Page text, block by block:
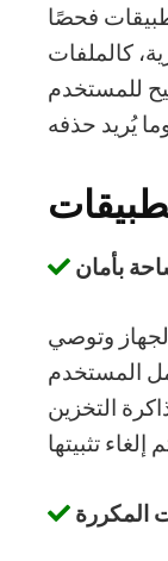
فحصًا
كالملفات
للمستخدم
بأمان
وتوصي
المستخدم
التخزين
المكررة